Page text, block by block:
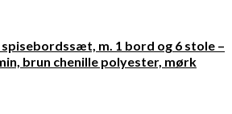
m. 1 bord og 6 stole –
brun chenille polyester, mørk